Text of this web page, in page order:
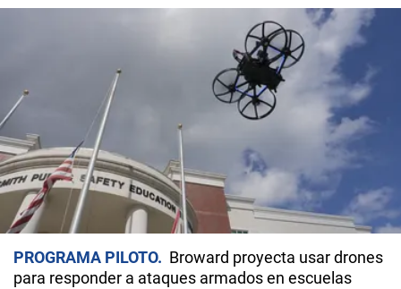
PROGRAMA PILOTO
Broward proyecta usar drones
para responder a ataques armados en escuelas